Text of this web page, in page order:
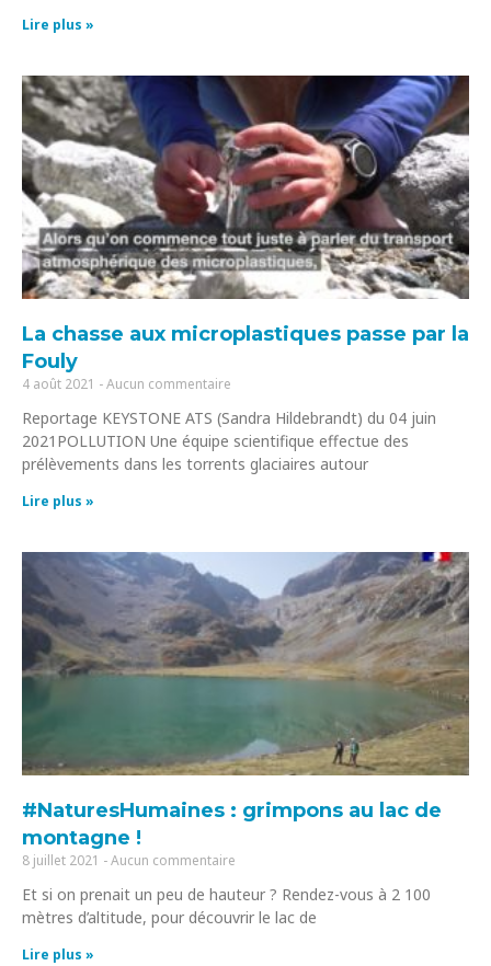
Lire plus »
La chasse aux microplastiques passe par la
Fouly
4 août 2021 Aucun commentaire
Reportage KEYSTONE ATS (Sandra Hildebrandt) du 04 juin
2021POLLUTION Une équipe scientifique effectue des
prélèvements dans les torrents glaciaires autour
Lire plus »
#NaturesHumaines : grimpons au lac de
montagne !
8 juillet 2021 Aucun commentaire
Et si on prenait un peu de hauteur ? Rendez-vous à 2 100
mètres d’altitude, pour découvrir le lac de
Lire plus »